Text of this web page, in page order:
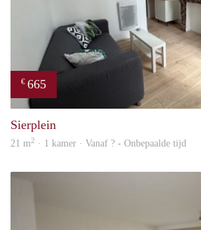
€ 665
Sierplein
21 m2 · 1 kamer · Vanaf ? - Onbepaalde tijd